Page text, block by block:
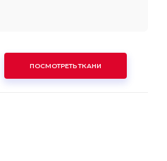
ПОСМОТРЕТЬ ТКАНИ